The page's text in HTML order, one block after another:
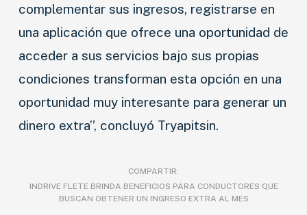
complementar sus ingresos, registrarse en
una aplicación que ofrece una oportunidad de
acceder a sus servicios bajo sus propias
condiciones transforman esta opción en una
oportunidad muy interesante para generar un
dinero extra”, concluyó Tryapitsin.
COMPARTIR:
INDRIVE FLETE BRINDA BENEFICIOS PARA CONDUCTORES QUE
BUSCAN OBTENER UN INGRESO EXTRA AL MES